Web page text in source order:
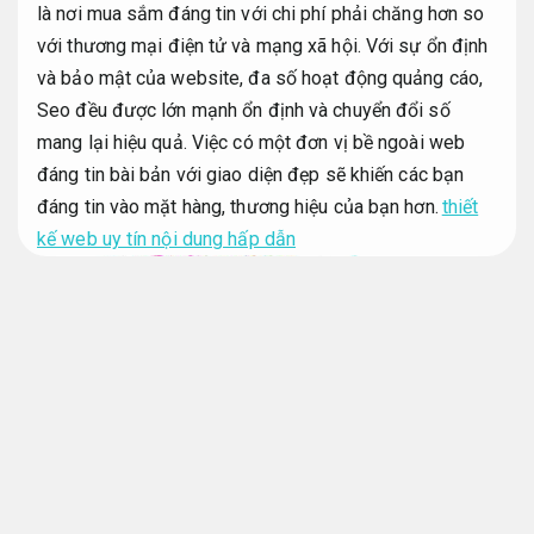
là nơi mua sắm đáng tin với chi phí phải chăng hơn so
với thương mại điện tử và mạng xã hội. Với sự ổn định
và bảo mật của website, đa số hoạt động quảng cáo,
Seo đều được lớn mạnh ổn định và chuyển đổi số
mang lại hiệu quả. Việc có một đơn vị bề ngoài web
đáng tin bài bản với giao diện đẹp sẽ khiến các bạn
đáng tin vào mặt hàng, thương hiệu của bạn hơn. thiết
kế web uy tín nội dung hấp dẫn